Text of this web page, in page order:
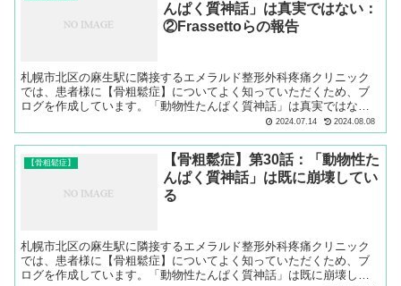
んぱく質神話」は真実ではない：
②Frassettoらの報告
札幌市北区の麻生駅に隣接するエメラルド整形外科疼痛クリニック
では、患者様に【骨粗鬆症】についてよく知っていただくため、ブ
ログを作成しています。「動物性たんぱく質神話」は真実ではない
2024.07.14 2024.08.08
【骨粗鬆症】
【骨粗鬆症】第30話：「動物性た
んぱく質神話」は既に崩壊してい
る
札幌市北区の麻生駅に隣接するエメラルド整形外科疼痛クリニック
では、患者様に【骨粗鬆症】についてよく知っていただくため、ブ
ログを作成しています。「動物性たんぱく質神話」は既に崩壊して